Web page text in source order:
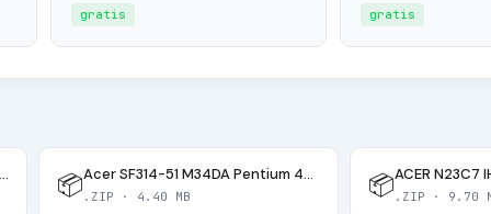
gratis gratis
ACER_Aspire One D270-26CBLw 25Q16BVSIG(U8) 📦 Acer SF314-51 M34DA Pentium 4405U v200 =ALT= 10L CA4DB SWIFT
.ZIP · 4.40 MB 📦 .ZIP · 9.70